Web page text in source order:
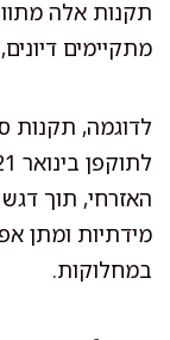
תקנות אלה
מתקיימים
לדוגמה, תקנות
האזרחי, תוך
מידתיות ומתן
במחלוקות.